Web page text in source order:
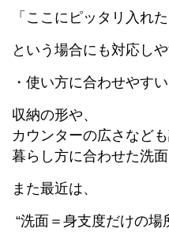
「ここにピッタリ入れた
という場合にも対応しや
・使い方に合わせやすい
収納の形や、
カウンターの広さなど
暮らし方に合わせた洗
また最近は、
“洗面＝身支度だけの場